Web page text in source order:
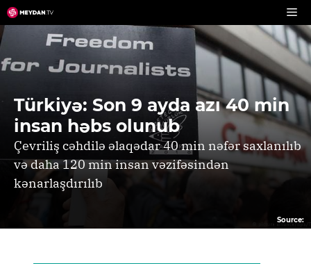
Skip
to
content
Türkiyə: Son 9 ayda azı 40 min
insan həbs olunub
Çevriliş cəhdilə əlaqədar 40 min nəfər saxlanılıb
və daha 120 min insan vəzifəsindən
kənarlaşdırılıb
Source: